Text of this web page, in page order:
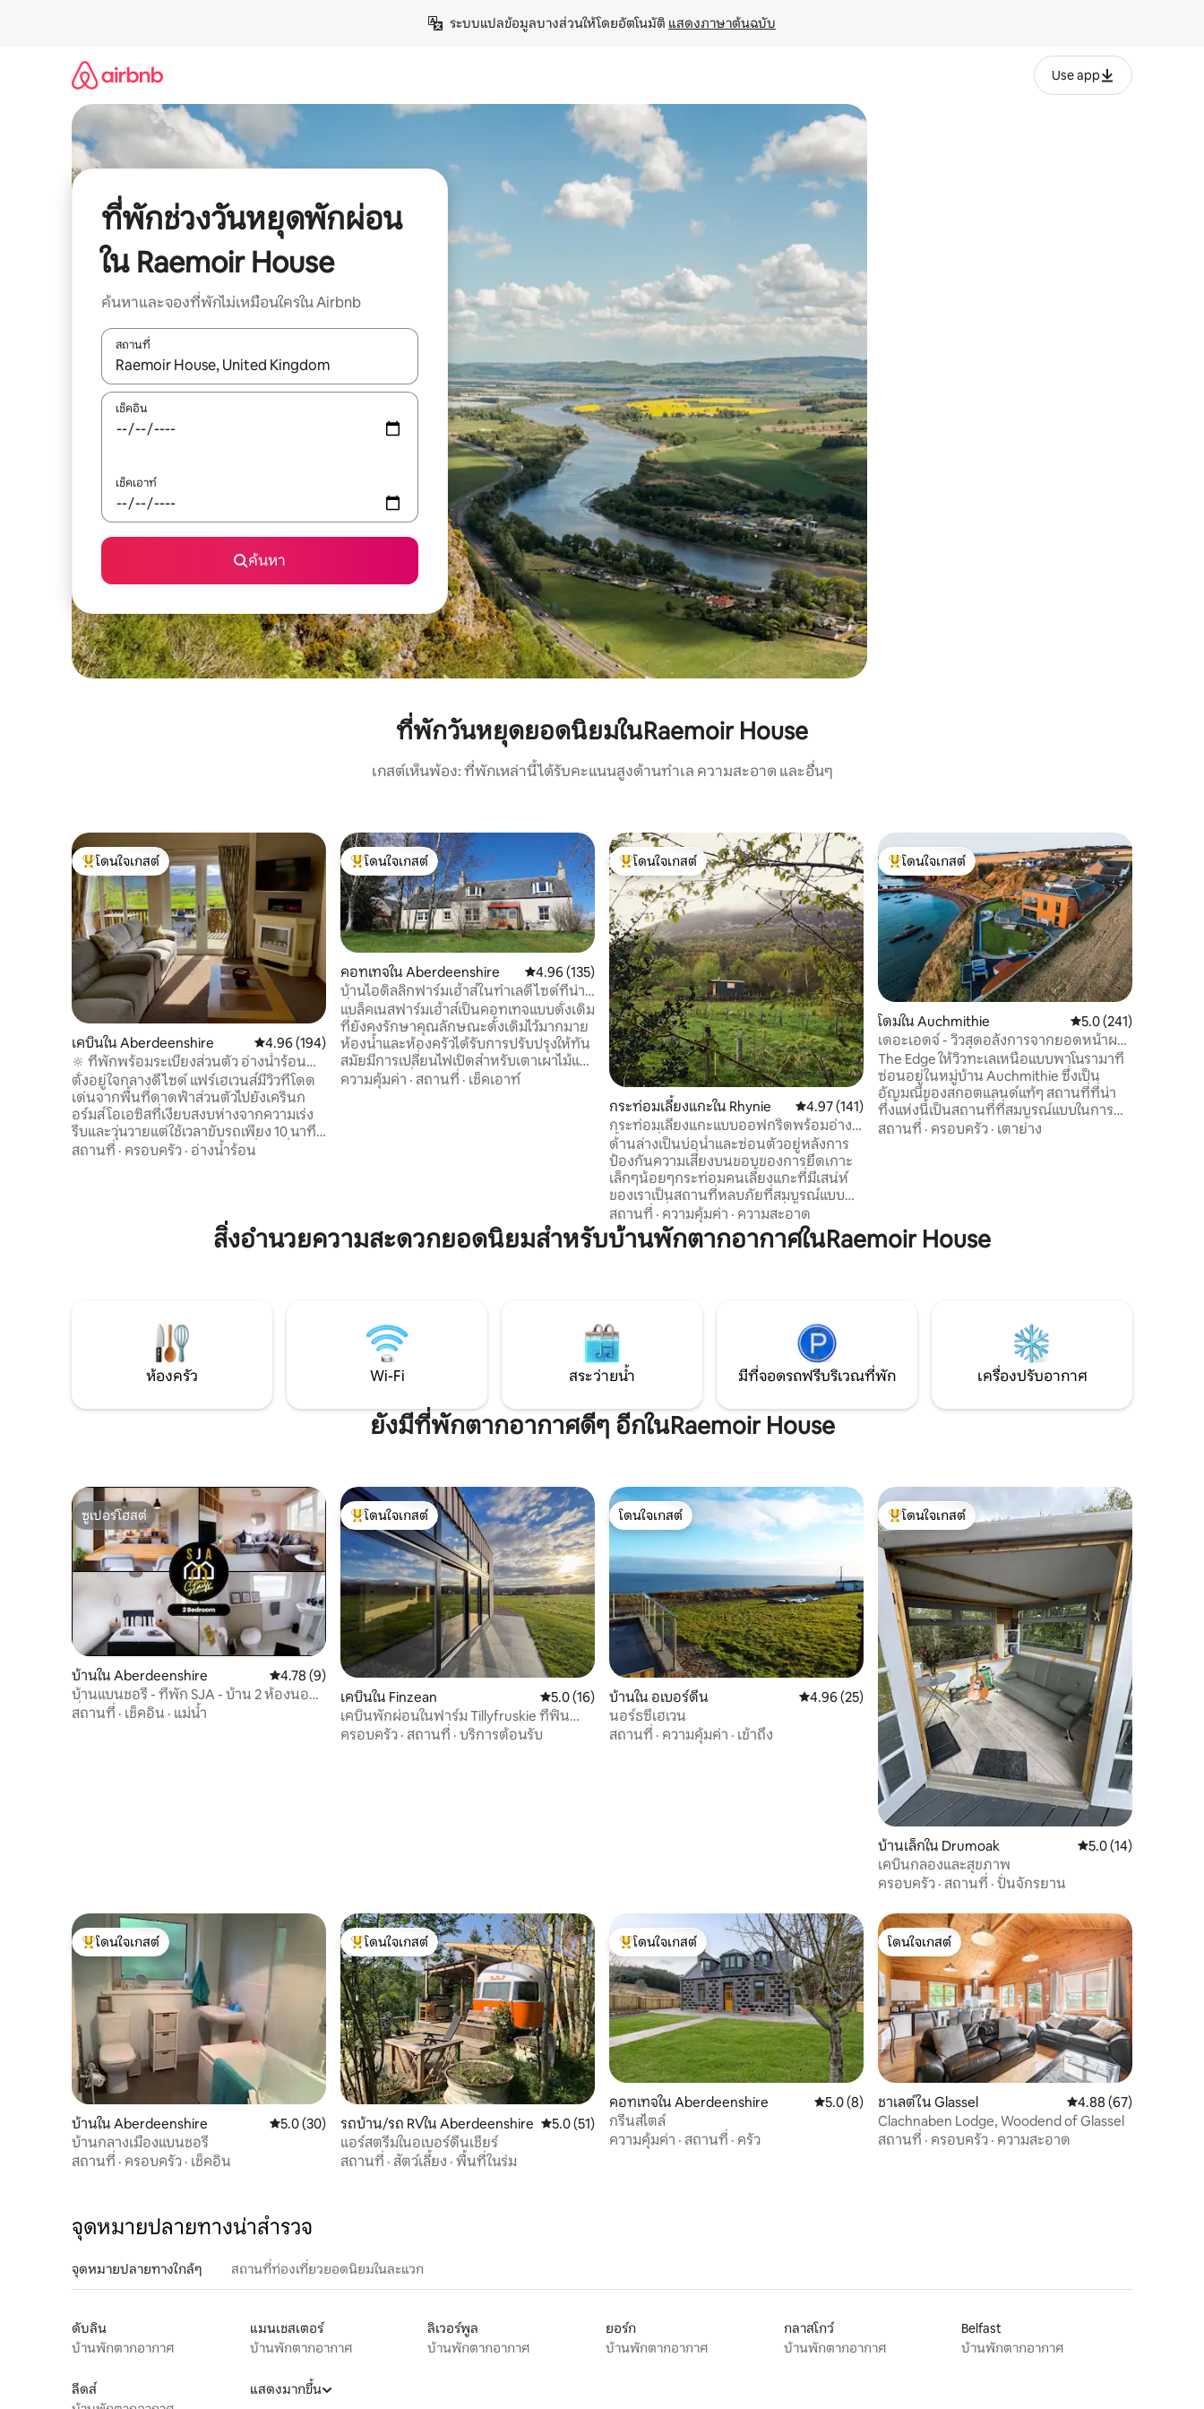
ระบบแปลข้อมูลบางส่วนให้โดยอัตโนมัติ แสดงภาษาต้นฉบับ
Use app
ที่พักช่วงวันหยุดพักผ่อน
ใน Raemoir House
ค้นหาและจองที่พักไม่เหมือนใครใน Airbnb
สถานที่
ใช้ลูกศรขึ้นลง หรือใช้การสัมผัสหรือปัด เพื่อสำรวจผลการค้นหา
เช็คอิน
เช็คเอาท์
ค้นหา
ที่พักวันหยุดยอดนิยมในRaemoir House
เกสต์เห็นพ้อง: ที่พักเหล่านี้ได้รับคะแนนสูงด้านทำเล ความสะอาด และอื่นๆ
โดนใจเกสต์ที่สุด
โดนใจเกสต์
เคบินใน Aberdeenshire คะแนนเฉลี่ย 4.96 จาก 5, 194 รีวิว
4.96 (194)
🔆 ที่พักพร้อมระเบียงส่วนตัว อ่างน้ำร้อน
และวิวทิวทัศน์ 🔆
ตั้งอยู่ใจกลางดีไซด์ แฟร์เฮเวนส์มีวิวที่โดด
เด่นจากพื้นที่ดาดฟ้าส่วนตัวไปยังเครินก
อร์มส์ โอเอซิสที่เงียบสงบห่างจากความเร่ง
รีบและวุ่นวายแต่ใช้เวลาขับรถเพียง 10 นาที
ไปยังร้านค้าและซูเปอร์มาร์เก็ตที่ใกล้ที่สุด
จะได้เลือกสิ่งที่ควรทำและสถานที่รับ
ประทานอาหารมากมาย อเบอร์ดีนเชียร์ได้
รับการโหวตให้เป็นจุดหมายปลายทางยอด
สถานที่ · ครอบครัว · อ่างน้ำร้อน
โดนใจเกสต์ที่สุด
โดนใจเกสต์
คอทเทจใน Aberdeenshire คะแนนเฉลี่ย 4.96 จาก 5, 135 รีวิว
4.96 (135)
บ้านไอดิลลิกฟาร์มเฮ้าส์ในทำเลดีไซด์ที่น่า
ทึ่ง
แบล็คเนสฟาร์มเฮ้าส์เป็นคอทเทจแบบดั้งเดิม
ที่ยังคงรักษาคุณลักษณะดั้งเดิมไว้มากมาย
ห้องน้ำและห้องครัวได้รับการปรับปรุงให้ทัน
สมัยมีการเปลี่ยนไฟเปิดสำหรับเตาเผาไม้และ
การปูพรมเพื่อให้การเข้าพักของคุณสะดวก
สบายที่สุดเท่าที่จะเป็นไปได้ คอทเทจนี้เป็น
ความคุ้มค่า · สถานที่ · เช็คเอาท์
โดนใจเกสต์ที่สุด
โดนใจเกสต์
กระท่อมเลี้ยงแกะใน Rhynie คะแนนเฉลี่ย 4.97 จาก 5, 141 รีวิว
4.97 (141)
กระท่อมเลี้ยงแกะแบบออฟกริดพร้อมอ่าง
น้ำร้อนที่ใช้ฟืน
ด้านล่างเป็นบ่อน้ำและซ่อนตัวอยู่หลังการ
ป้องกันความเสี่ยงบนขอบของการยึดเกาะ
เล็กๆน้อยๆกระท่อมคนเลี้ยงแกะที่มีเสน่ห์
ของเราเป็นสถานที่หลบภัยที่สมบูรณ์แบบ
สำหรับผู้ที่มองหาฟาร์มสเตย์ที่เป็นมิตรกับ
สิ่งแวดล้อมหรือการพักผ่อนที่ทำด้วยตัวเอง
'Muggans' (ตั้งชื่อตาม Mugwort ที่เติบโต
เพื่อแช่ตัวใต้แสงดาวและเตาอบพิซซ่า
สำหรับการทำอาหารแคมป์ไฟสุดหรู
สถานที่ · ความคุ้มค่า · ความสะอาด
โดนใจเกสต์ที่สุด
โดนใจเกสต์
โดมใน Auchmithie คะแนนเฉลี่ย 5.0 จาก
5.0 (241)
เดอะเอดจ์ - วิวสุดอลังการจากยอดหน้าผา
สูง 140 ฟุต
The Edge ให้วิวทะเลเหนือแบบพาโนรามาที่
ซ่อนอยู่ในหมู่บ้าน Auchmithie ซึ่งเป็น
อัญมณีของสกอตแลนด์แท้ๆ สถานที่ที่น่า
ทึ่งแห่งนี้เป็นสถานที่ที่สมบูรณ์แบบในการ
สำรวจแองกัสแอเบอร์ดีนไชร์ดันดีเพิร์ธและ
กับการฟังเสียงทะเล อย่าลืมจองร้าน But 'n'
Ben ซึ่งเป็นร้านอาหารระดับ 5 ดาวของ
สถานที่ · ครอบครัว · เตาย่าง
สิ่งอำนวยความสะดวกยอดนิยมสำหรับบ้านพักตากอากาศในRaemoir House
ห้องครัว Wi-Fi สระว่ายน้ำ มีที่จอดรถฟรีบริเวณที่พัก เครื่องปรับอากาศ
ยังมีที่พักตากอากาศดีๆ อีกในRaemoir House
ซูเปอร์โฮสต์
ซูเปอร์โฮสต์
บ้านใน Aberdeenshire คะแนนเฉลี่ย 4.78 จาก 5, 9 รีวิว
4.78 (9)
บ้านแบนชอรี่ - ที่พัก SJA - บ้าน 2 ห้องนอน
ที่อบอุ่น
สถานที่ · เช็คอิน · แม่น้ำ
โดนใจเกสต์ที่สุด
โดนใจเกสต์
เคบินใน Finzean คะแนนเฉลี่ย 5.0 จาก 5, 16 รีวิว
5.0 (16)
เคบินพักผ่อนในฟาร์ม Tillyfruskie ที่ฟิน
เซียน
ครอบครัว · สถานที่ · บริการต้อนรับ
โดนใจเกสต์
โดนใจเกสต์
บ้านใน อเบอร์ดีน คะแนนเฉลี่ย 4.96 จาก 5, 25 รีวิว
4.96 (25)
นอร์ธซีเฮเวน
สถานที่ · ความคุ้มค่า · เข้าถึง
โดนใจเกสต์ที่สุด
โดนใจเกสต์
บ้านเล็กใน Drumoak คะแนนเฉลี่ย 5.0 จาก
5.0 (14)
เคบินกลองและสุขภาพ
ครอบครัว · สถานที่ · ปั่นจักรยาน
โดนใจเกสต์ที่สุด
โดนใจเกสต์
บ้านใน Aberdeenshire คะแนนเฉลี่ย 5.0 จาก 5, 30 รีวิว
5.0 (30)
บ้านกลางเมืองแบนชอรี่
สถานที่ · ครอบครัว · เช็คอิน
โดนใจเกสต์ที่สุด
โดนใจเกสต์
รถบ้าน/รถ RVใน Aberdeenshire คะแนนเฉลี่ย 5.0 จาก 5, 51 รีวิว
5.0 (51)
แอร์สตรีมในอเบอร์ดีนเชียร์
สถานที่ · สัตว์เลี้ยง · พื้นที่ในร่ม
โดนใจเกสต์ที่สุด
โดนใจเกสต์
คอทเทจใน Aberdeenshire คะแนนเฉลี่ย 5.0 จาก 5, 8 รีวิว
5.0 (8)
กรีนสไตล์
ความคุ้มค่า · สถานที่ · ครัว
โดนใจเกสต์
โดนใจเกสต์
ชาเลต์ใน Glassel คะแนนเฉลี่ย 4.88 จาก
4.88 (67)
Clachnaben Lodge, Woodend of Glassel
สถานที่ · ครอบครัว · ความสะอาด
จุดหมายปลายทางน่าสำรวจ
จุดหมายปลายทางใกล้ๆ สถานที่ท่องเที่ยวยอดนิยมในละแวก
ดับลิน
บ้านพักตากอากาศ
แมนเชสเตอร์
บ้านพักตากอากาศ
ลิเวอร์พูล
บ้านพักตากอากาศ
ยอร์ก
บ้านพักตากอากาศ
กลาสโกว์
บ้านพักตากอากาศ
Belfast
บ้านพักตากอากาศ
ลีดส์
แสดงมากขึ้น